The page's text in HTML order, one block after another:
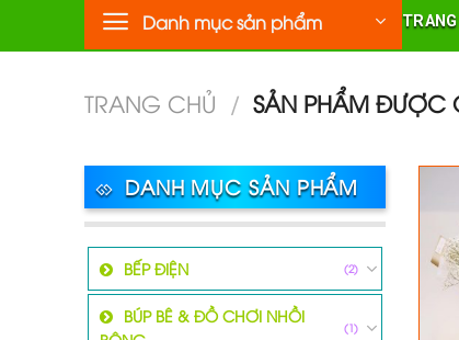
Danh mục sản phẩm
TRANG CHỦ / SẢN PHẨM ĐƯỢC
DANH MỤC SẢN PHẨM
BẾP ĐIỆN (2)
BÚP BÊ & ĐỒ CHƠI NHỒI
(1)